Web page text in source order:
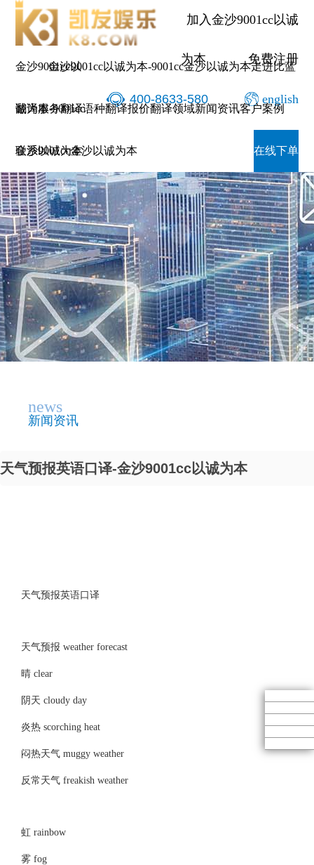
加入金沙9001cc以诚
为本 免费注册
400-8633-580 english
金沙9001cc以
诚为本-9001cc
金沙以诚为本
金沙9001cc以诚为本-9001cc金沙以诚为本走进比蓝
翻译服务翻译语种翻译报价翻译领域新闻资讯客户案例
联系9001cc金沙以诚为本 在线下单
news
新闻资讯
天气预报英语口译-金沙9001cc以诚为本
天气预报英语口译
天气预报 weather forecast
晴 clear
阴天 cloudy day
炎热 scorching heat
闷热天气 muggy weather
反常天气 freakish weather
虹 rainbow
雾 fog